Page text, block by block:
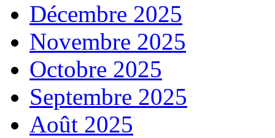
Décembre 2025
Novembre 2025
Octobre 2025
Septembre 2025
Août 2025